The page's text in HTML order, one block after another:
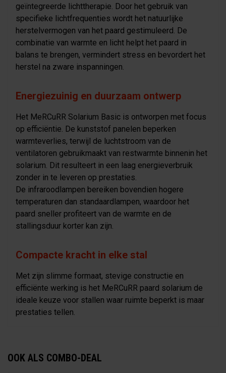
geïntegreerde lichttherapie. Door het gebruik van
specifieke lichtfrequenties wordt het natuurlijke
herstelvermogen van het paard gestimuleerd. De
combinatie van warmte en licht helpt het paard in
balans te brengen, vermindert stress en bevordert het
herstel na zware inspanningen.
Energiezuinig en duurzaam ontwerp
Het MeRCuRR Solarium Basic is ontworpen met focus
op efficiëntie. De kunststof panelen beperken
warmteverlies, terwijl de luchtstroom van de
ventilatoren gebruikmaakt van restwarmte binnenin het
solarium. Dit resulteert in een laag energieverbruik
zonder in te leveren op prestaties.
De infraroodlampen bereiken bovendien hogere
temperaturen dan standaardlampen, waardoor het
paard sneller profiteert van de warmte en de
stallingsduur korter kan zijn.
Compacte kracht in elke stal
Met zijn slimme formaat, stevige constructie en
efficiënte werking is het MeRCuRR paard solarium de
ideale keuze voor stallen waar ruimte beperkt is maar
prestaties tellen.
OOK ALS COMBO-DEAL